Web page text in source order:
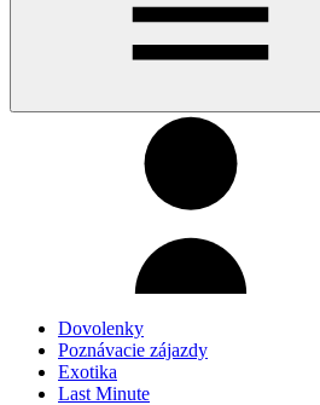
Dovolenky
Poznávacie zájazdy
Exotika
Last Minute